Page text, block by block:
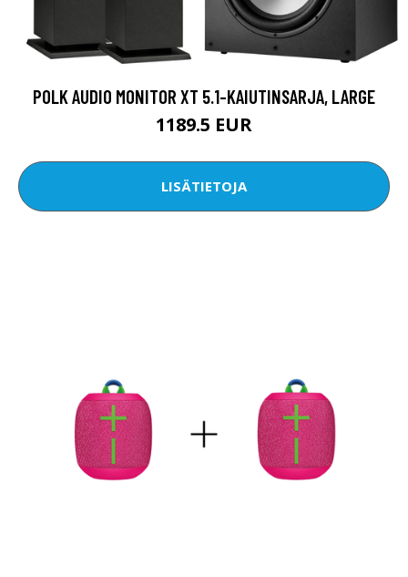
POLK AUDIO MONITOR XT 5.1-KAIUTINSARJA, LARGE
1189.5 EUR
LISÄTIETOJA